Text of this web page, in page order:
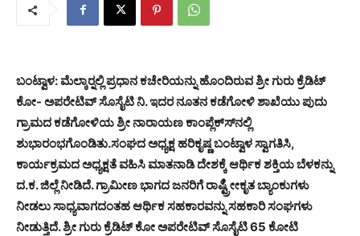
ಬಂಟ್ವಾಳ: ಮೆಲ್ಕಾರ್‍ನಲ್ಲಿ ಪ್ರಧಾನ ಕಚೇರಿಯನ್ನು ಹೊಂದಿರುವ ಶ್ರೀ ಗುರು ಕ್ರೆಡಿಟ್
ಕೋ- ಅಪರೇಟಿವ್ ಸೊಸೈಟಿ ನಿ. ಇದರ ನೂತನ ಕಡೆಗೋಳಿ ಶಾಖೆಯು ಪುದು
ಗ್ರಾಮದ ಕಡೆಗೋಳಿಯ ಶ್ರೀ ನಾರಾಯಣ ಕಾಂಪ್ಲೆಕ್ಸ್‍ನಲ್ಲಿ
ಶುಭಾರಂಭಗೊಂಡಿತು.ಸಂಘದ ಅಧ್ಯಕ್ಷ ಹರಿಕೃಷ್ಣ ಬಂಟ್ವಾಳ ಸ್ವಾಗತಿಸಿ,
ಕಾರ್ಯಕ್ರಮದ ಅಧ್ಯಕ್ಷತೆ ವಹಿಸಿ ಮಾತನಾಡಿ ದೇಶಕ್ಕೆ ಆರ್ಥಿಕ ಶಕ್ತಿಯ ಬೆಳಕನ್ನು
ದ.ಕ. ಜಿಲ್ಲೆ ನೀಡಿದೆ. ಗ್ರಾಮೀಣ ಭಾಗದ ಜನರಿಗೆ ರಾಷ್ಟ್ರೀೀಕೃತ ಬ್ಯಾಂಕುಗಳು
ನೀಡಲು ಸಾಧ್ಯವಾಗದಂತಹ ಆರ್ಥಿಕ ಸಹಕಾರವನ್ನು ಸಹಕಾರಿ ಸಂಘಗಳು
ನೀಡುತ್ತಿದೆ. ಶ್ರೀ ಗುರು ಕ್ರೆಡಿಟ್ ಕೋ ಅಪರೇಟಿವ್ ಸೊಸೈಟಿ 65 ಕೋಟಿ